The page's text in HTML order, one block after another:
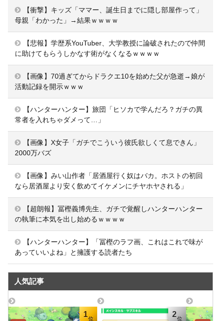
【衝撃】キッズ「ママー、誕生日までに隠し部屋作って」
母親「わかった」→結果ｗｗｗｗ
【悲報】学歴系YouTuber、大学教授に論破されたので仲間
に助けてもらうしかなす術がなくなるｗｗｗｗ
【画像】70過ぎてからドラクエ10を始めた父が急逝→娘が
活動記録を開示ｗｗｗ
【ハンターハンター】旅団「ヒソカで学んだろ？ガチの異
常者を入れちゃダメって…」
【画像】X女子「ガチでこういう彼氏欲しくて息できん」
2000万バズ
【画像】みい山作者「居酒屋行く奴はバカ。ホストの初回
なら居酒屋より安く飲めてイケメンにチヤホヤされる」
【超朗報】冨樫義博先生、ガチで覚醒しハンターハンター
の執筆に本気を出し始めるｗｗｗｗ
【ハンターハンター】「冨樫のラフ画、これはこれで味が
あっていいよね」と擁護する読者たち
人気記事
1 2